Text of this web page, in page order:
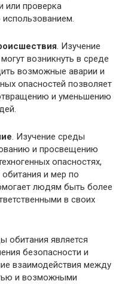
или проверка
. Изучение
возникнуть в среде
возможные аварии и
опасностей позволяет
и уменьшению
. Изучение среды
и просвещению
опасностях,
и мер по
людям быть более
в своих
обитания является
безопасности и
взаимодействия между
и возможными